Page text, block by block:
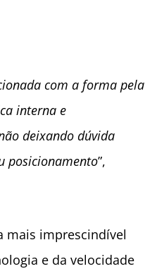
com a forma pela
interna e
deixando dúvida
posicionamento”,
mais imprescindível
e da velocidade